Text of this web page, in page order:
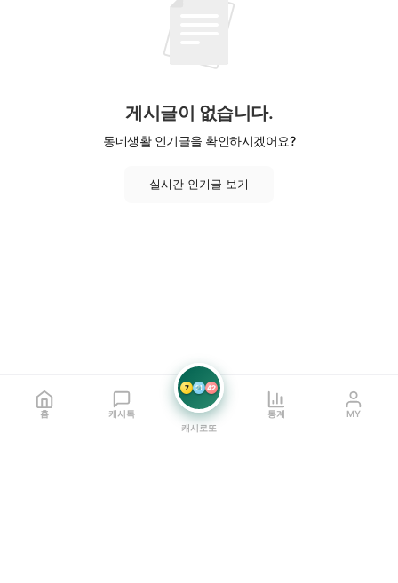
게시글이 없습니다.
동네생활 인기글을 확인하시겠어요?
실시간 인기글 보기
홈 캐시톡
7 21 42
캐시로또
통계 MY